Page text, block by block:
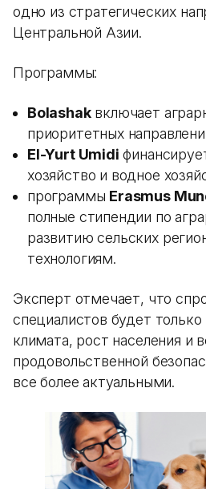
одно из стратегических
Центральной Азии.
Программы:
Bolashakвключает
приоритетных
El-Yurt Umidi
хозяйство и водное
программы Erasmus
полные стипендии по
развитию сельских
технологиям.
Эксперт отмечает, что
специалистов будет
климата, рост населения и
продовольственной
все более актуальными.